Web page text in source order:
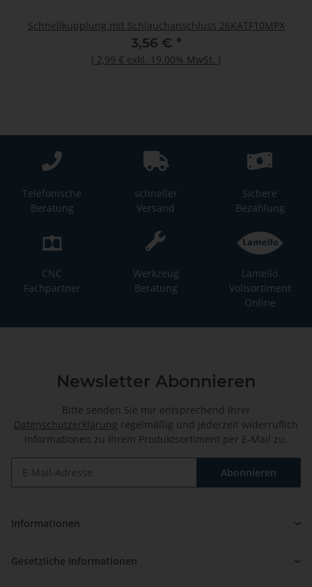
Schnellkupplung mit Schlauchanschluss 26KATF10MPX
3,56 € *
( 2,99 € exkl. 19.00% MwSt. )
Telefonische
Beratung
schneller
Versand
Sichere
Bezahlung
CNC
Fachpartner
Werkzeug
Beratung
Lamello
Vollsortiment
Online
Newsletter Abonnieren
Bitte senden Sie mir entsprechend Ihrer
Datenschutzerklärung regelmäßig und jederzeit widerruflich
Informationen zu Ihrem Produktsortiment per E-Mail zu.
Abonnieren
Informationen
Gesetzliche Informationen